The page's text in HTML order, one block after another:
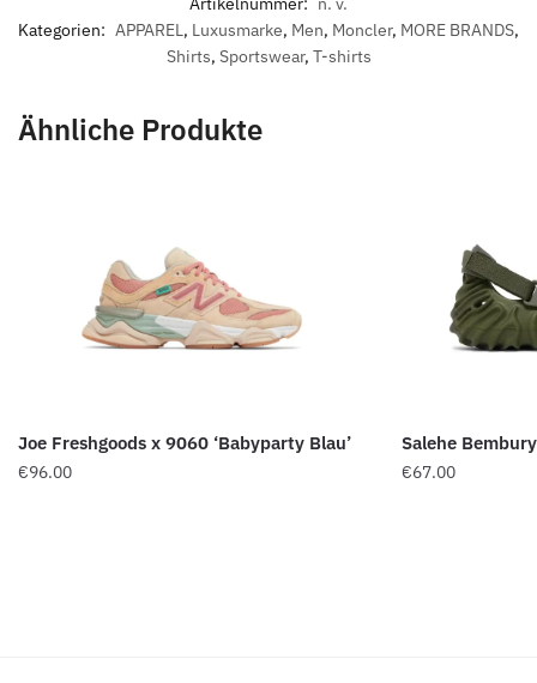
Kategorien: APPAREL, Luxusmarke, Men, Moncler, MORE BRANDS,
Shirts, Sportswear, T-shirts
Ähnliche Produkte
Joe Freshgoods x 9060 ‘Babyparty Blau’
€96.00
Salehe
€67.00